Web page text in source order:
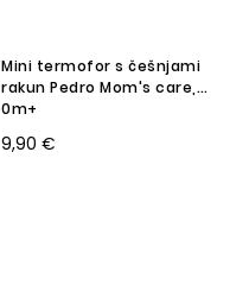
Mini termofor s češnjami
rakun Pedro Mom's care,
0m+
9,90 €